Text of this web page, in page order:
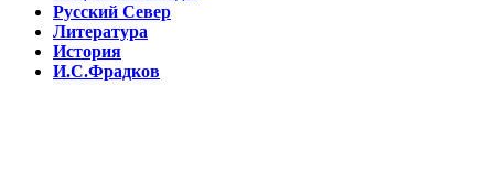
Русский Север
Литература
История
И.С.Фрадков